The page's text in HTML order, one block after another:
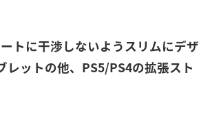
トに干渉しないようスリムにデザ
ットの他、PS5/PS4の拡張スト